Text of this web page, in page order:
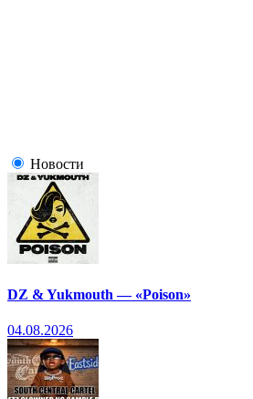
Новости
DZ & Yukmouth — «Poison»
04.08.2026